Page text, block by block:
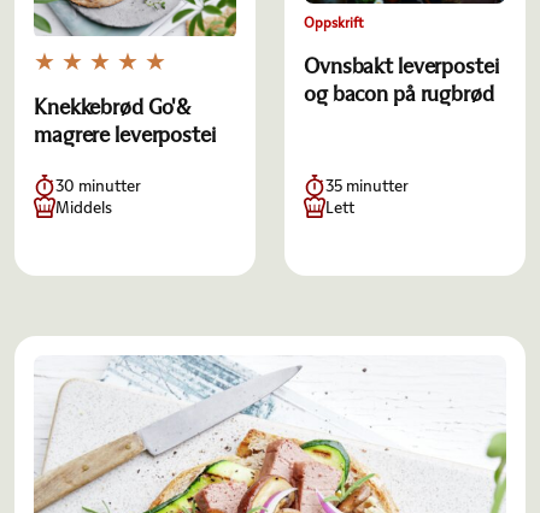
Knekkebrød Go'&
magrere leverpostei
30 minutter
Middels
Oppskrift
Ovnsbakt leverpostei
og bacon på rugbrød
35 minutter
Lett